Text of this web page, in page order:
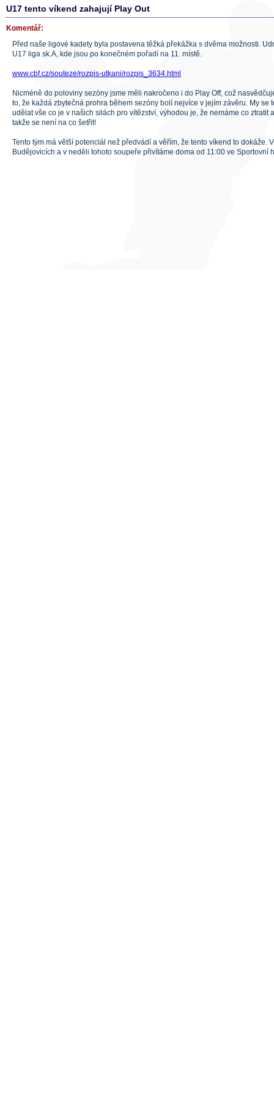
U17 tento víkend zahajují Play Out
Komentář:
Před naše ligové kadety byla postavena těžká překážka s dvěma možnosti.
U17 liga sk.A, kde jsou po konečném pořadí na 11. místě.
www.cbf.cz/souteze/rozpis-utkani/rozpis_3634.html
Nicméně do poloviny sezóny jsme měli nakročeno i do Play Off, což
to, že každá zbytečná prohra během sezóny bolí nejvíce v jejím závěru. My se
udělat vše co je v našich silách pro vítězství, výhodou je, že nemáme co ztratit
takže se není na co šetřit!
Tento tým má větší potenciál než předvádí a věřím, že tento víkend to dokáže.
Budějovicích a v neděli tohoto soupeře přivítáme doma od 11:00 ve Sportovní